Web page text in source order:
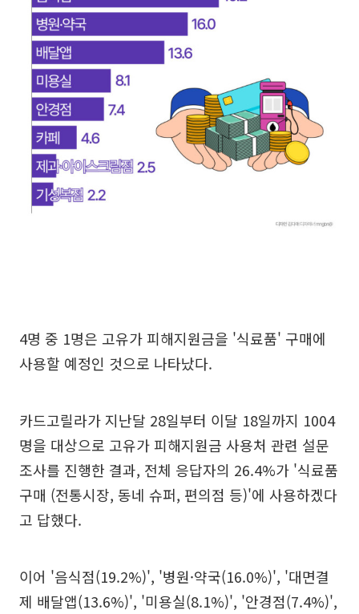
4명 중 1명은 고유가 피해지원금을 '식료품' 구매에
사용할 예정인 것으로 나타났다.
카드고릴라가 지난달 28일부터 이달 18일까지 1004
명을 대상으로 고유가 피해지원금 사용처 관련 설문
조사를 진행한 결과, 전체 응답자의 26.4%가 '식료품
구매 (전통시장, 동네 슈퍼, 편의점 등)'에 사용하겠다
고 답했다.
이어 '음식점(19.2%)', '병원·약국(16.0%)', '대면결
제 배달앱(13.6%)', '미용실(8.1%)', '안경점(7.4%)',